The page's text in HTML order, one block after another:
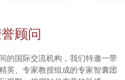
顾问
的国际交流机构，我们特邀一带
英、专家教授组成的专家智囊团